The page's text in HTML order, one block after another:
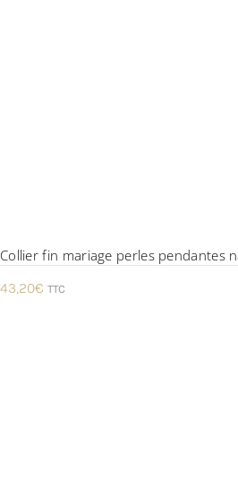
Collier fin mariage perles pendantes
43,20€ TTC